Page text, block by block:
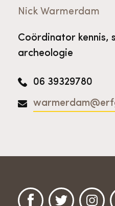
Nick Warmerdam
Coördinator kennis,
archeologie
06 39329780